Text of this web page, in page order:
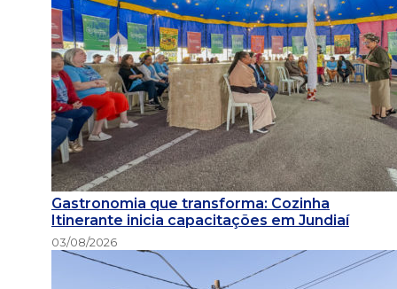
Gastronomia que transforma: Cozinha
Itinerante inicia capacitações em Jundiaí
03/08/2026